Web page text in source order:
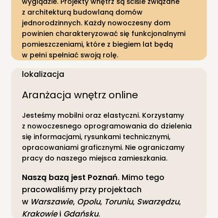
z architekturą budowlaną domów
jednorodzinnych. Każdy nowoczesny dom
powinien charakteryzować się funkcjonalnymi
pomieszczeniami, które z biegiem lat będą
w pełni spełniać swoją rolę.
lokalizacja
Aranżacja wnętrz online
Jesteśmy mobilni oraz elastyczni. Korzystamy
z nowoczesnego oprogramowania do dzielenia
się informacjami, rysunkami technicznymi,
opracowaniami graficznymi. Nie ograniczamy
pracy do naszego miejsca zamieszkania.
Naszą bazą jest Poznań. Mimo tego
pracowaliśmy przy projektach
w Warszawie, Opolu, Toruniu, Swarzędzu,
Krakowiei Gdańsku.